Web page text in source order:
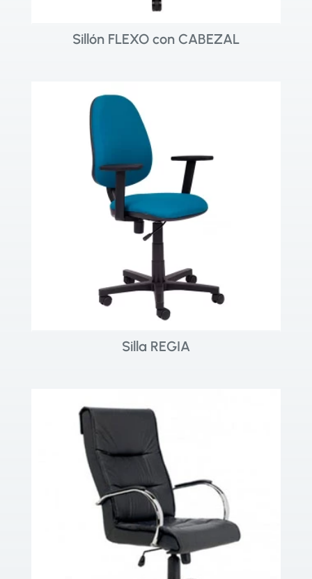
Sillón FLEXO con CABEZAL
Silla REGIA